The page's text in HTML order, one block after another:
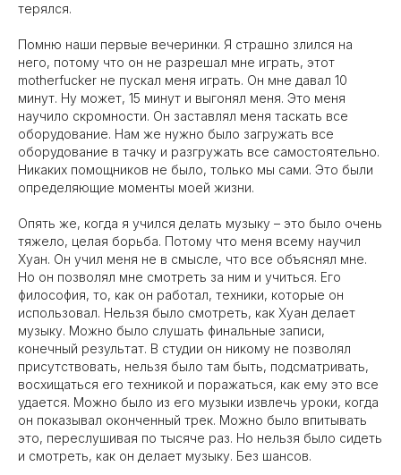
терялся.
Помню наши первые вечеринки. Я страшно злился на
него, потому что он не разрешал мне играть, этот
motherfucker не пускал меня играть. Он мне давал 10
минут. Ну может, 15 минут и выгонял меня. Это меня
научило скромности. Он заставлял меня таскать все
оборудование. Нам же нужно было загружать все
оборудование в тачку и разгружать все самостоятельно.
Никаких помощников не было, только мы сами. Это были
определяющие моменты моей жизни.
Опять же, когда я учился делать музыку – это было очень
тяжело, целая борьба. Потому что меня всему научил
Хуан. Он учил меня не в смысле, что все объяснял мне.
Но он позволял мне смотреть за ним и учиться. Его
философия, то, как он работал, техники, которые он
использовал. Нельзя было смотреть, как Хуан делает
музыку. Можно было слушать финальные записи,
конечный результат. В студии он никому не позволял
присутствовать, нельзя было там быть, подсматривать,
восхищаться его техникой и поражаться, как ему это все
удается. Можно было из его музыки извлечь уроки, когда
он показывал оконченный трек. Можно было впитывать
это, переслушивая по тысяче раз. Но нельзя было сидеть
и смотреть, как он делает музыку. Без шансов.